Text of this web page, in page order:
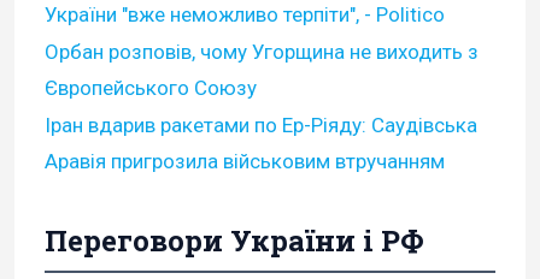
України "вже неможливо терпіти", - Politico
Орбан розповів, чому Угорщина не виходить з
Європейського Союзу
Іран вдарив ракетами по Ер-Ріяду: Саудівська
Аравія пригрозила військовим втручанням
Переговори України і РФ